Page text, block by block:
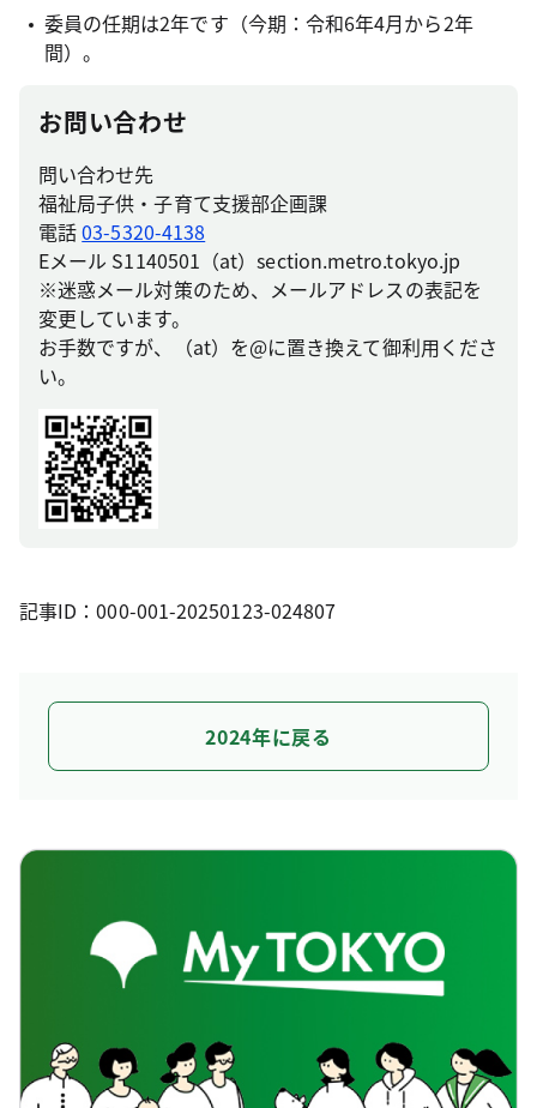
委員の任期は2年です（今期：令和6年4月から2年
間）。
お問い合わせ
問い合わせ先
福祉局子供・子育て支援部企画課
電話03-5320-4138
Eメール S1140501（at）section.metro.tokyo.jp
※迷惑メール対策のため、メールアドレスの表記を
変更しています。
お手数ですが、（at）を@に置き換えて御利用くださ
い。
記事ID：000-001-20250123-024807
2024年に戻る